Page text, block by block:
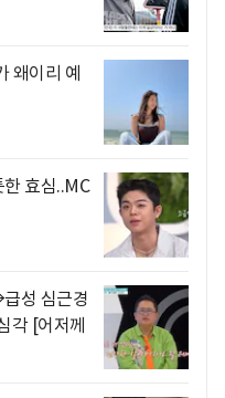
왜이리 예
효심..MC
성 심근경
각 [어저께